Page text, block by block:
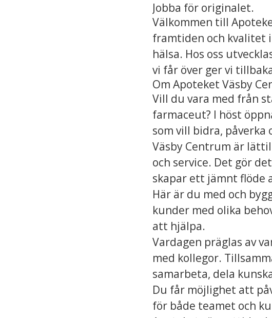
Jobba för originalet.
Välkommen till
framtiden och kvalitet
hälsa. Hos oss
vi får över ger vi
Om Apoteket Väsby
Vill du vara med från
farmaceut? I höst
som vill bidra,
Väsby Centrum är
och service. Det gör
skapar ett jämnt flöde
Här är du med och
kunder med olika
att hjälpa.
Vardagen präglas av
med kollegor.
samarbeta, dela
Du får möjlighet att
för både teamet och